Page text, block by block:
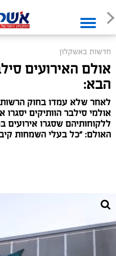
חדשות באשקלון
אולם האירועים
הבא:
לאחר שלא עמדו בחוק
אולמי סילבר הוותיקים
ללקוחותיהם שסגרו אירועים
האולם: "כל בעלי השמחות